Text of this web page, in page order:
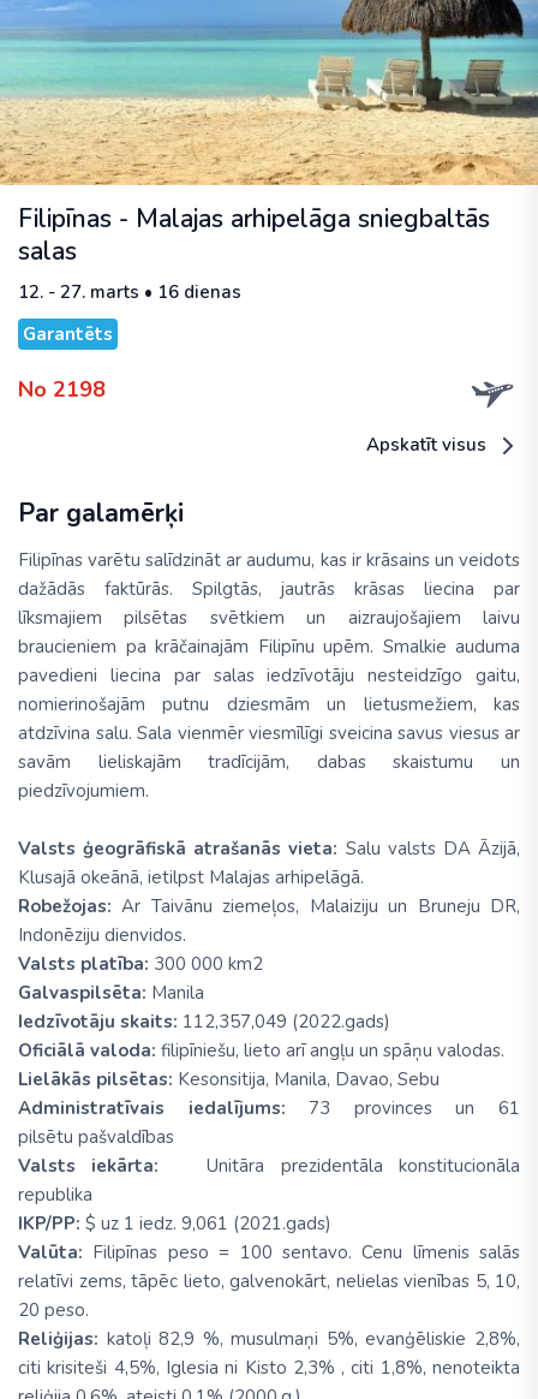
Filipīnas - Malajas arhipelāga sniegbaltās
salas
12. - 27. marts • 16 dienas
Garantēts
No 2198
Apskatīt visus
Par galamērķi
Filipīnas varētu salīdzināt ar audumu, kas ir krāsains un veidots
dažādās faktūrās. Spilgtās, jautrās krāsas liecina par
līksmajiem pilsētas svētkiem un aizraujošajiem laivu
braucieniem pa krāčainajām Filipīnu upēm. Smalkie auduma
pavedieni liecina par salas iedzīvotāju nesteidzīgo gaitu,
nomierinošajām putnu dziesmām un lietusmežiem, kas
atdzīvina salu. Sala vienmēr viesmīlīgi sveicina savus viesus ar
savām lieliskajām tradīcijām, dabas skaistumu un
piedzīvojumiem.
Valsts ģeogrāfiskā atrašanās vieta: Salu valsts DA Āzijā,
Klusajā okeānā, ietilpst Malajas arhipelāgā.
Robežojas:Ar Taivānu ziemeļos, Malaiziju un Bruneju DR,
Indonēziju dienvidos.
Valsts platība: 300 000 km2
Galvaspilsēta: Manila
Iedzīvotāju skaits: 112,357,049 (2022.gads)
Oficiālā valoda: filipīniešu, lieto arī angļu un spāņu valodas.
Lielākās pilsētas: Kesonsitija, Manila, Davao, Sebu
Administratīvais iedalījums: 73 provinces un 61
pilsētu pašvaldības
Valsts iekārta:Unitāra prezidentāla konstitucionāla
republika
IKP/PP: $ uz 1 iedz. 9,061 (2021.gads)
Valūta: Filipīnas peso = 100 sentavo. Cenu līmenis salās
relatīvi zems, tāpēc lieto, galvenokārt, nelielas vienības 5, 10,
20 peso.
Reliģijas: katoļi 82,9 %, musulmaņi 5%, evanģēliskie 2,8%,
citi krisiteši 4,5%, Iglesia ni Kisto 2,3% , citi 1,8%, nenoteikta